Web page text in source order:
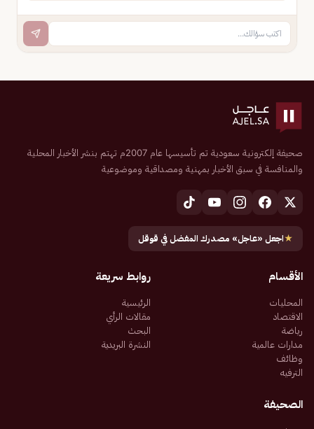
صحيفة إلكترونية سعودية تم تأسيسها عام 2007م تهتم بنشر الأخبار المحلية
والمنافسة في سبق الأخبار بمهنية ومصداقية وموضوعية
★اجعل «عاجل» مصدرك المفضل في قوقل
الأقسام
المحليات
الاقتصاد
رياضة
مدارات عالمية
وظائف
الترفيه
روابط سريعة
الرئيسية
مقالات الرأي
البحث
النشرة البريدية
الصحيفة